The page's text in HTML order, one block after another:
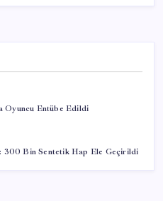
Oyuncu Entübe Edildi
300 Bin Sentetik Hap Ele Geçirildi